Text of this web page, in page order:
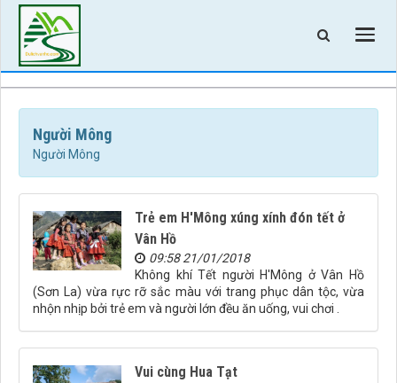
Người Mông
Người Mông
Trẻ em H'Mông xúng xính đón tết ở
Vân Hồ
09:58 21/01/2018
Không khí Tết người H'Mông ở Vân Hồ
(Sơn La) vừa rực rỡ sắc màu với trang phục dân tộc, vừa
nhộn nhịp bởi trẻ em và người lớn đều ăn uống, vui chơi .
Vui cùng Hua Tạt